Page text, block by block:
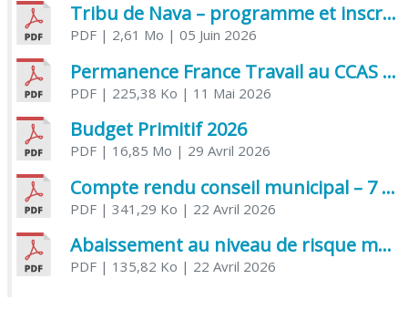
Tribu de Nava – programme et inscriptions été 2026
PDF| 2,61 Mo | 05 Juin 2026
Permanence France Travail au CCAS de Saujon Juin 2026
PDF| 225,38 Ko | 11 Mai 2026
Budget Primitif 2026
PDF| 16,85 Mo | 29 Avril 2026
Compte rendu conseil municipal – 7 avril 2026
PDF| 341,29 Ko | 22 Avril 2026
Abaissement au niveau de risque modéré de l’Influenza aviaire
PDF| 135,82 Ko | 22 Avril 2026